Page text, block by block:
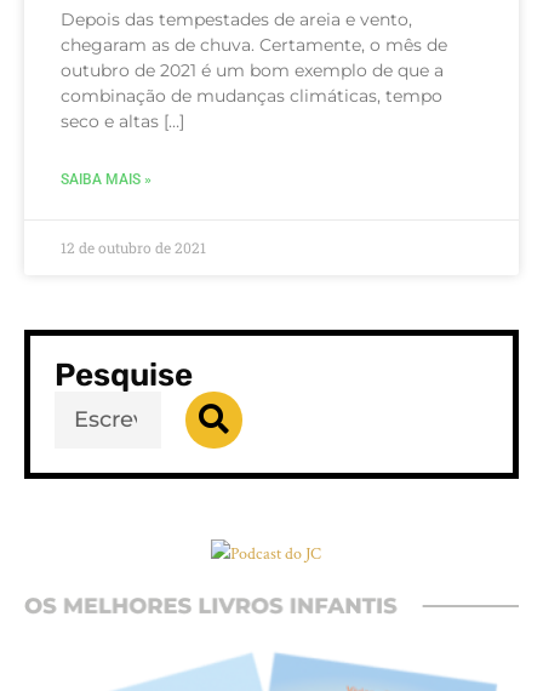
Depois das tempestades de areia e vento,
chegaram as de chuva. Certamente, o mês de
outubro de 2021 é um bom exemplo de que a
combinação de mudanças climáticas, tempo
seco e altas […]
SAIBA MAIS »
12 de outubro de 2021
Pesquise